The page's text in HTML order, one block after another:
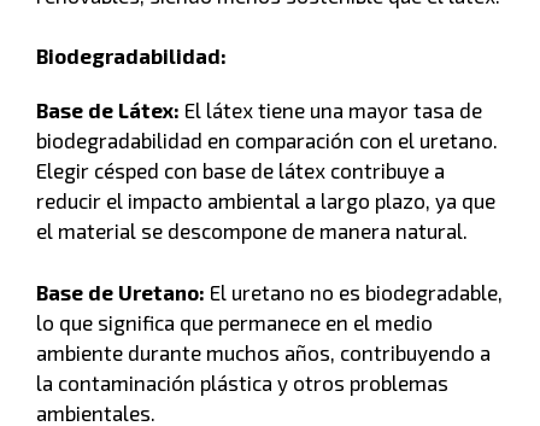
Biodegradabilidad:
Base de Látex: El látex tiene una mayor tasa de
biodegradabilidad en comparación con el uretano.
Elegir césped con base de látex contribuye a
reducir el impacto ambiental a largo plazo, ya que
el material se descompone de manera natural.
Base de Uretano: El uretano no es biodegradable,
lo que significa que permanece en el medio
ambiente durante muchos años, contribuyendo a
la contaminación plástica y otros problemas
ambientales.